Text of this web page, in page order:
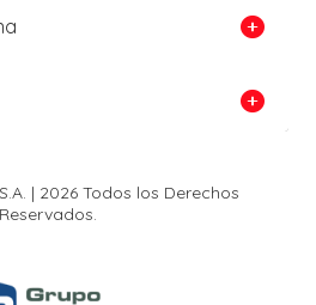
| 2026 Todos los Derechos
Reservados.